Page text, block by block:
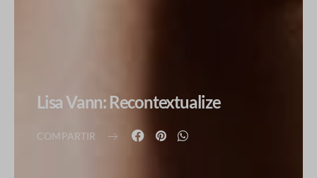
Lisa Vann: Recontextualize
COMPARTIR